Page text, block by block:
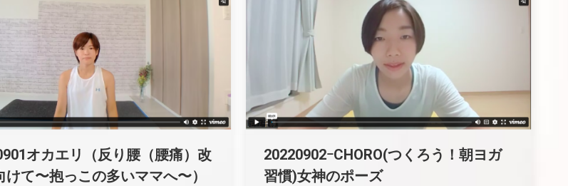
オカエリ（反り腰（腰痛）改
けて〜抱っこの多いママへ〜）
20220902ｰCHORO(つくろう！朝ヨガ
習慣)女神のポーズ